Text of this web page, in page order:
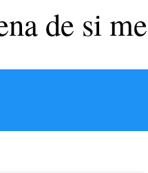
de si